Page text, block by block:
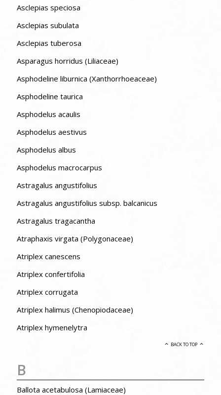
Asclepias speciosa
Asclepias subulata
Asclepias tuberosa
Asparagus horridus (Liliaceae)
Asphodeline liburnica (Xanthorrhoeaceae)
Asphodeline taurica
Asphodelus acaulis
Asphodelus aestivus
Asphodelus albus
Asphodelus macrocarpus
Astragalus angustifolius
Astragalus angustifolius subsp. balcanicus
Astragalus tragacantha
Atraphaxis virgata (Polygonaceae)
Atriplex canescens
Atriplex confertifolia
Atriplex corrugata
Atriplex halimus (Chenopiodaceae)
Atriplex hymenelytra
BACK TO TOP
B
Ballota acetabulosa (Lamiaceae)